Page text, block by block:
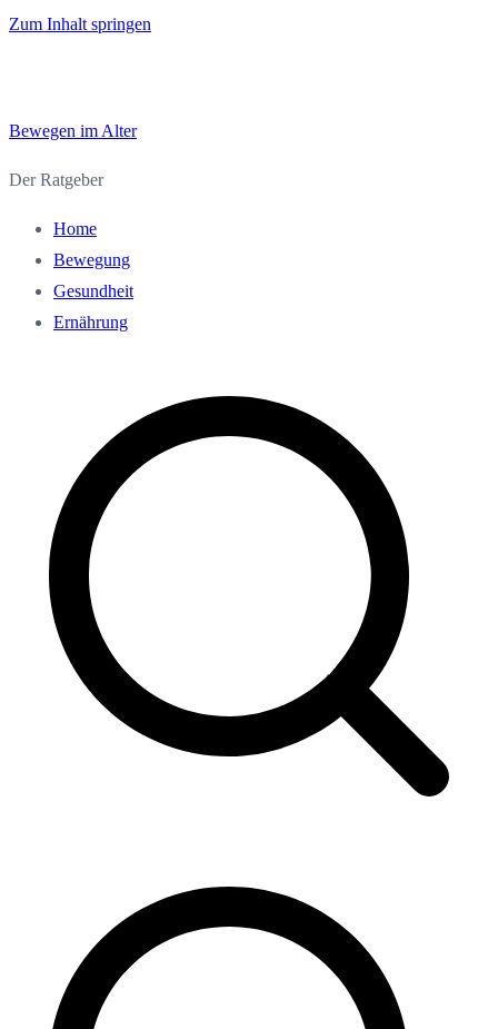
Zum Inhalt springen
Bewegen im Alter
Der Ratgeber
Home
Bewegung
Gesundheit
Ernährung